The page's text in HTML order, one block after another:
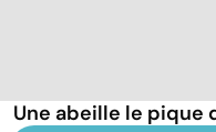
Une abeille le pique